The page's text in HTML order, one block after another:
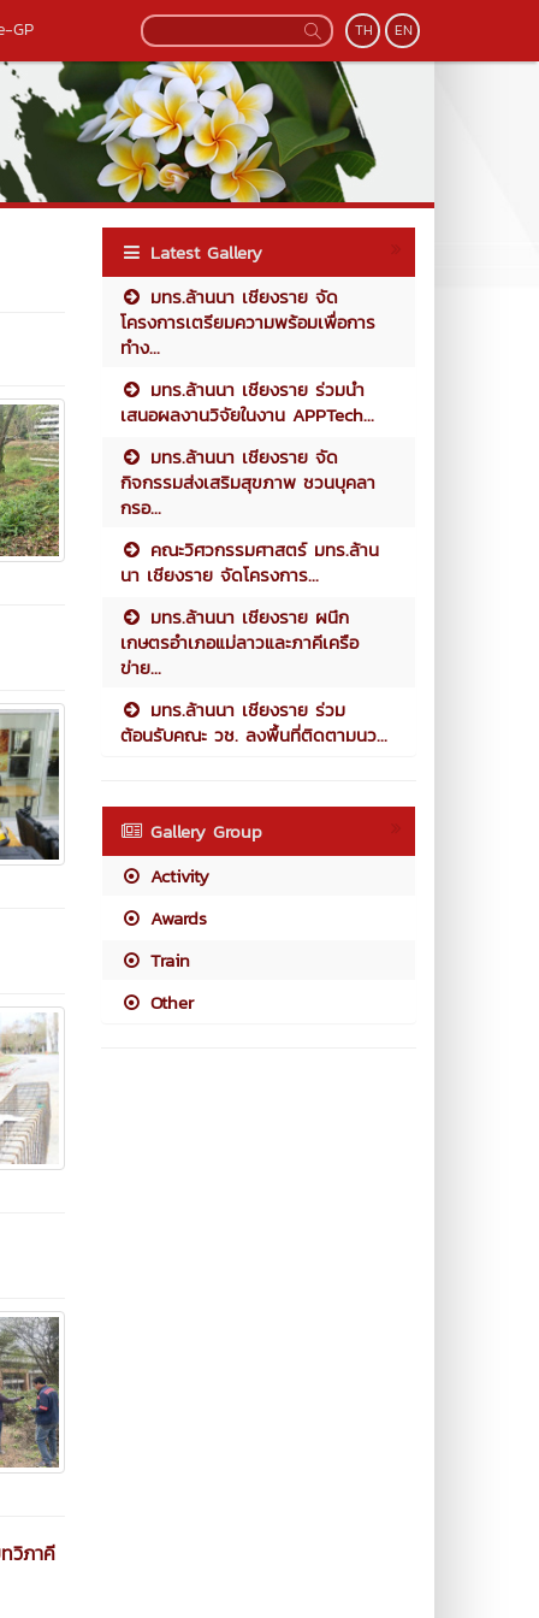
GP TH EN
วิภาคี
Latest Gallery
มทร.ล้านนา เชียงราย จัด
โครงการเตรียมความพร้อมเพื่อการ
ทำง...
มทร.ล้านนา เชียงราย ร่วมนำ
เสนอผลงานวิจัยในงาน APPTech...
มทร.ล้านนา เชียงราย จัด
กิจกรรมส่งเสริมสุขภาพ ชวนบุคลา
กรอ...
คณะวิศวกรรมศาสตร์ มทร.ล้าน
นา เชียงราย จัดโครงการ...
มทร.ล้านนา เชียงราย ผนึก
เกษตรอำเภอแม่ลาวและภาคีเครือ
ข่าย...
มทร.ล้านนา เชียงราย ร่วม
ต้อนรับคณะ วช. ลงพื้นที่ติดตามนว...
Gallery Group
Activity
Awards
Train
Other